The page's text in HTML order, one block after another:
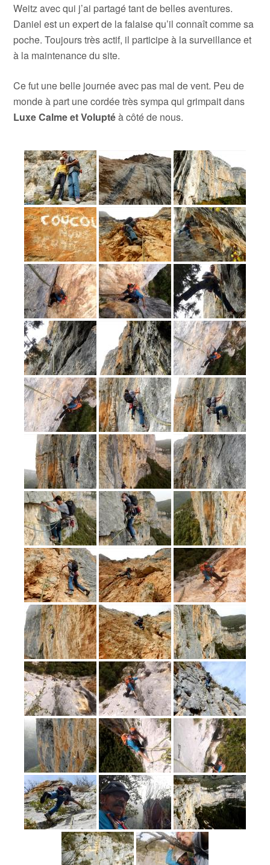
Weitz avec qui j’ai partagé tant de belles aventures.
Daniel est un expert de la falaise qu’il connaît comme sa
poche. Toujours très actif, il participe à la surveillance et
à la maintenance du site.
Ce fut une belle journée avec pas mal de vent. Peu de
monde à part une cordée très sympa qui grimpait dans
Luxe Calme et Voluptéà côté de nous.